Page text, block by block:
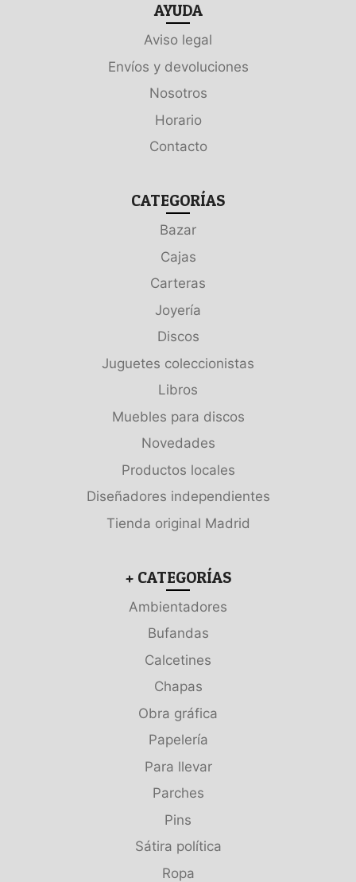
AYUDA
Aviso legal
Envíos y devoluciones
Nosotros
Horario
Contacto
CATEGORÍAS
Bazar
Cajas
Carteras
Joyería
Discos
Juguetes coleccionistas
Libros
Muebles para discos
Novedades
Productos locales
Diseñadores independientes
Tienda original Madrid
+ CATEGORÍAS
Ambientadores
Bufandas
Calcetines
Chapas
Obra gráfica
Papelería
Para llevar
Parches
Pins
Sátira política
Ropa